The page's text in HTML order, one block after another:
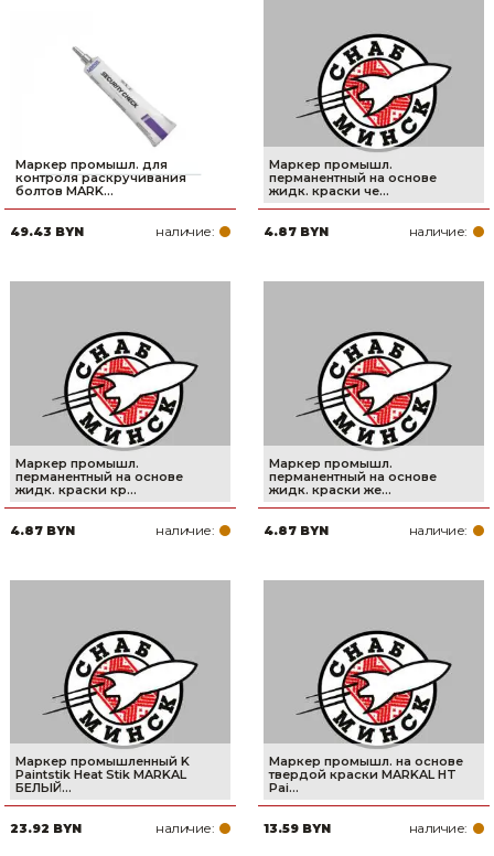
Маркер промышл. для
контроля раскручивания
болтов MARK...
49.43 BYN наличие:
Маркер промышл.
перманентный на основе
жидк. краски че...
4.87 BYN наличие:
Маркер промышл.
перманентный на основе
жидк. краски кр...
4.87 BYN наличие:
Маркер промышл.
перманентный на основе
жидк. краски же...
4.87 BYN наличие:
Маркер промышленный K
Paintstik Heat Stik MARKAL
БЕЛЫЙ...
23.92 BYN наличие:
Маркер промышл. на основе
твердой краски MARKAL HT
Pai...
13.59 BYN наличие: